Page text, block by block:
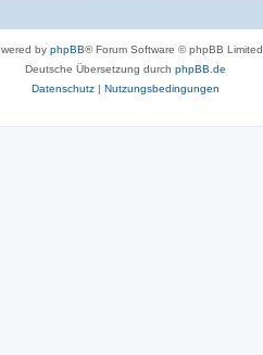
by phpBB® Forum Software © phpBB Limited
Deutsche Übersetzung durch phpBB.de
Datenschutz| Nutzungsbedingungen